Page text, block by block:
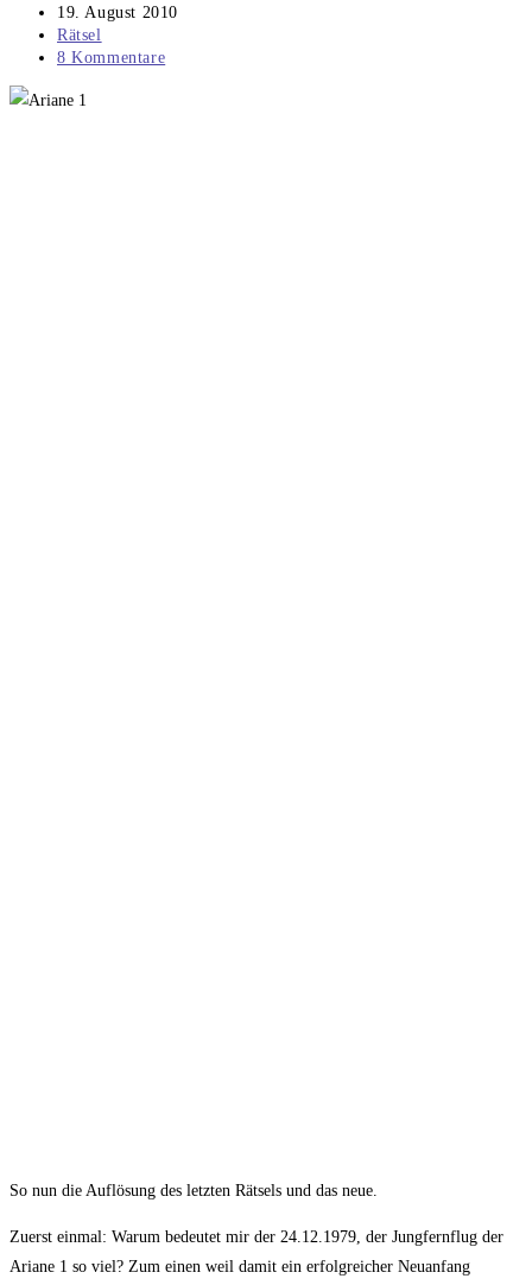
Autor:
Beitrag
veröffentlicht:
19. August 2010
Beitrags-
Kategorie:
Rätsel
Beitrags-
8 Kommentare
So nun die Auflösung des letzten Rätsels und das neue.
Zuerst einmal: Warum bedeutet mir der 24.12.1979, der Jungfernflug der
Ariane 1 so viel? Zum einen weil damit ein erfolgreicher Neuanfang